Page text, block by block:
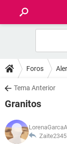
FOROS
SALUD
NUTRICIÓN
Foros
Tema Anterior
Granitos